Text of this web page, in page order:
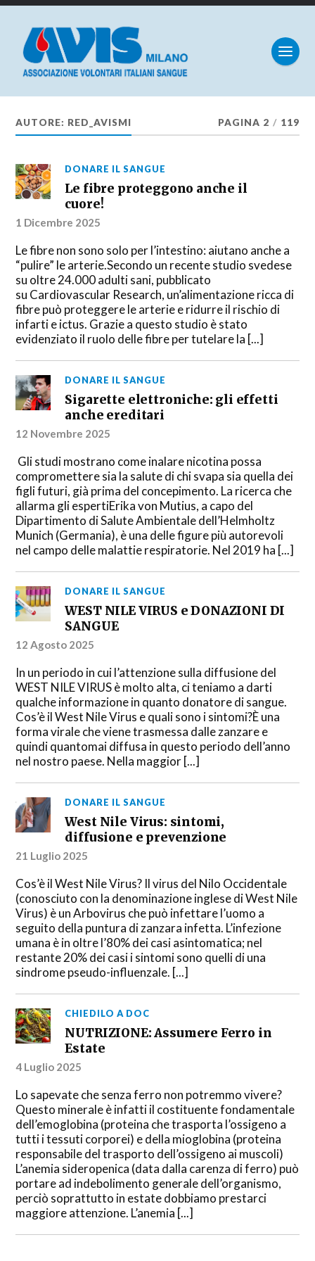
AUTORE: RED_AVISMI PAGINA 2 / 119
DONARE IL SANGUE
Le fibre proteggono anche il
cuore!
1 Dicembre 2025
Le fibre non sono solo per l’intestino: aiutano anche a
“pulire” le arterie.Secondo un recente studio svedese
su oltre 24.000 adulti sani, pubblicato
su Cardiovascular Research, un’alimentazione ricca di
fibre può proteggere le arterie e ridurre il rischio di
infarti e ictus. Grazie a questo studio è stato
evidenziato il ruolo delle fibre per tutelare la [...]
DONARE IL SANGUE
Sigarette elettroniche: gli effetti
anche ereditari
12 Novembre 2025
Gli studi mostrano come inalare nicotina possa
compromettere sia la salute di chi svapa sia quella dei
figli futuri, già prima del concepimento. La ricerca che
allarma gli espertiErika von Mutius, a capo del
Dipartimento di Salute Ambientale dell’Helmholtz
Munich (Germania), è una delle figure più autorevoli
nel campo delle malattie respiratorie. Nel 2019 ha [...]
DONARE IL SANGUE
WEST NILE VIRUS e DONAZIONI DI
SANGUE
12 Agosto 2025
In un periodo in cui l’attenzione sulla diffusione del
WEST NILE VIRUS è molto alta, ci teniamo a darti
qualche informazione in quanto donatore di sangue.
Cos’è il West Nile Virus e quali sono i sintomi?È una
forma virale che viene trasmessa dalle zanzare e
quindi quantomai diffusa in questo periodo dell’anno
nel nostro paese. Nella maggior [...]
DONARE IL SANGUE
West Nile Virus: sintomi,
diffusione e prevenzione
21 Luglio 2025
Cos’è il West Nile Virus? Il virus del Nilo Occidentale
(conosciuto con la denominazione inglese di West Nile
Virus) è un Arbovirus che può infettare l’uomo a
seguito della puntura di zanzara infetta. L’infezione
umana è in oltre l’80% dei casi asintomatica; nel
restante 20% dei casi i sintomi sono quelli di una
sindrome pseudo-influenzale. [...]
CHIEDILO A DOC
NUTRIZIONE: Assumere Ferro in
Estate
4 Luglio 2025
Lo sapevate che senza ferro non potremmo vivere?
Questo minerale è infatti il costituente fondamentale
dell’emoglobina (proteina che trasporta l’ossigeno a
tutti i tessuti corporei) e della mioglobina (proteina
responsabile del trasporto dell’ossigeno ai muscoli)
L’anemia sideropenica (data dalla carenza di ferro) può
portare ad indebolimento generale dell’organismo,
perciò soprattutto in estate dobbiamo prestarci
maggiore attenzione. L’anemia [...]